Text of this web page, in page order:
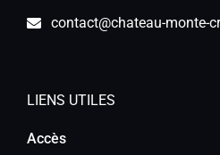
contact@chateau-monte-
LIENS UTILES
Accès